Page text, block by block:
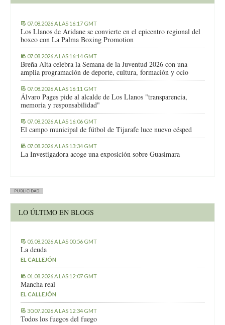
07.08.2026 A LAS 16:17 GMT
Los Llanos de Aridane se convierte en el epicentro regional del
boxeo con La Palma Boxing Promotion
07.08.2026 A LAS 16:14 GMT
Breña Alta celebra la Semana de la Juventud 2026 con una
amplia programación de deporte, cultura, formación y ocio
07.08.2026 A LAS 16:11 GMT
Álvaro Pages pide al alcalde de Los Llanos "transparencia,
memoria y responsabilidad"
07.08.2026 A LAS 16:06 GMT
El campo municipal de fútbol de Tijarafe luce nuevo césped
07.08.2026 A LAS 13:34 GMT
La Investigadora acoge una exposición sobre Guasimara
PUBLICIDAD
LO ÚLTIMO EN BLOGS
05.08.2026 A LAS 00:56 GMT
La deuda
EL CALLEJÓN
01.08.2026 A LAS 12:07 GMT
Mancha real
EL CALLEJÓN
30.07.2026 A LAS 12:34 GMT
Todos los fuegos del fuego